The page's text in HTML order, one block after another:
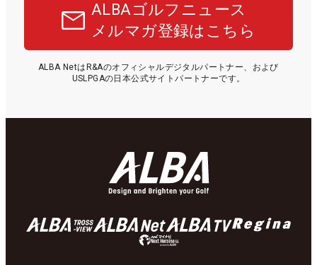
ALBAゴルフニュース
メルマガ登録はこちら
ALBA NetはR&Aのオフィシャルデジタルパートナー、および
USLPGAの日本公式サイトパートナーです。